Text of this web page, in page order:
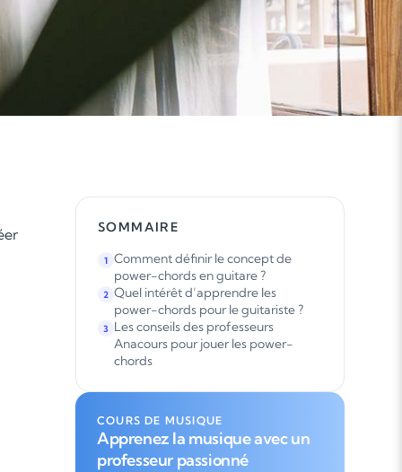
SOMMAIRE
1 Comment définir le concept de
power-chords en guitare ?
2 Quel intérêt d’apprendre les
power-chords pour le guitariste ?
3 Les conseils des professeurs
Anacours pour jouer les power-
chords
COURS DE MUSIQUE
Apprenez la musique avec un
professeur passionné